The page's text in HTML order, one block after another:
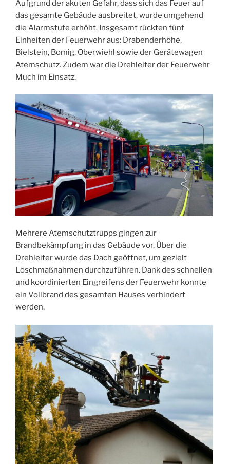
Aufgrund der akuten Gefahr, dass sich das Feuer auf
das gesamte Gebäude ausbreitet, wurde umgehend
die Alarmstufe erhöht. Insgesamt rückten fünf
Einheiten der Feuerwehr aus: Drabenderhöhe,
Bielstein, Bomig, Oberwiehl sowie der Gerätewagen
Atemschutz. Zudem war die Drehleiter der Feuerwehr
Much im Einsatz.
Mehrere Atemschutztrupps gingen zur
Brandbekämpfung in das Gebäude vor. Über die
Drehleiter wurde das Dach geöffnet, um gezielt
Löschmaßnahmen durchzuführen. Dank des schnellen
und koordinierten Eingreifens der Feuerwehr konnte
ein Vollbrand des gesamten Hauses verhindert
werden.